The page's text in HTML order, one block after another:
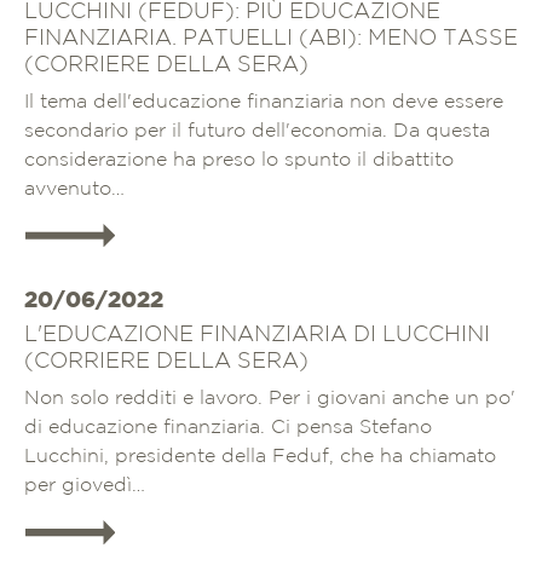
LUCCHINI (FEDUF): PIÙ EDUCAZIONE
FINANZIARIA. PATUELLI (ABI): MENO TASSE
(CORRIERE DELLA SERA)
Il tema dell'educazione finanziaria non deve essere
secondario per il futuro dell'economia. Da questa
considerazione ha preso lo spunto il dibattito
avvenuto…
Approfondisci
20/06/2022
L'EDUCAZIONE FINANZIARIA DI LUCCHINI
(CORRIERE DELLA SERA)
Non solo redditi e lavoro. Per i giovani anche un po'
di educazione finanziaria. Ci pensa Stefano
Lucchini, presidente della Feduf, che ha chiamato
per giovedì…
Approfondisci